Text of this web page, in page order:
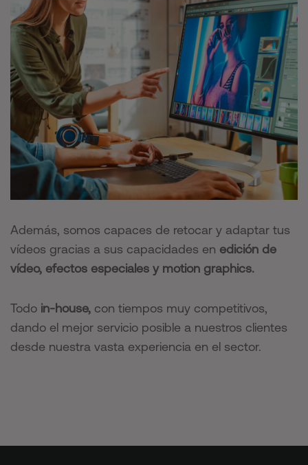
Además, somos capaces de retocar y adaptar tus
vídeos gracias a sus capacidades en edición de
vídeo, efectos especiales y motion graphics.
Todo in-house, con tiempos muy competitivos,
dando el mejor servicio posible a nuestros clientes
desde nuestra vasta experiencia en el sector.